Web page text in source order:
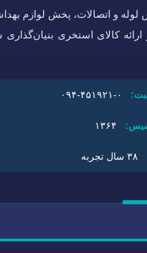
لوله و اتصالات، پخش لوازم
کالای استخری